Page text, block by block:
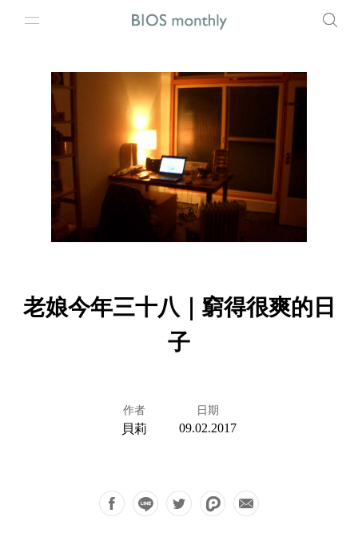
老娘今年三十八｜窮得很爽的日
子
作者
貝莉
日期
09.02.2017